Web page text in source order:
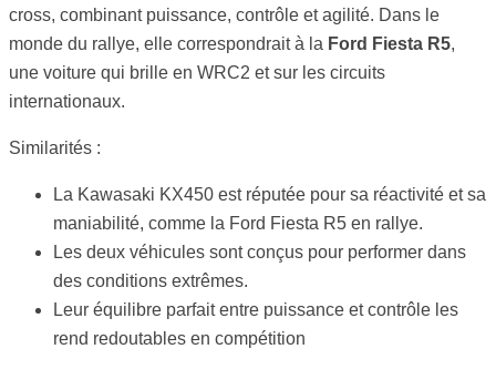
cross, combinant puissance, contrôle et agilité. Dans le
monde du rallye, elle correspondrait à la Ford Fiesta R5,
une voiture qui brille en WRC2 et sur les circuits
internationaux.
Similarités :
La Kawasaki KX450 est réputée pour sa réactivité et sa
maniabilité, comme la Ford Fiesta R5 en rallye.
Les deux véhicules sont conçus pour performer dans
des conditions extrêmes.
Leur équilibre parfait entre puissance et contrôle les
rend redoutables en compétition